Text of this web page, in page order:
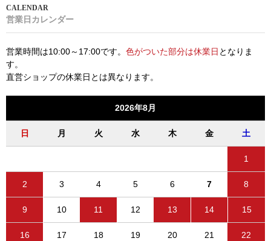
営業日カレンダー
営業時間は10:00～17:00です。 色がついた部分は休業日 となりま
す。
直営ショップの休業日とは異なります。
2026年8月
日 月 火 水 木 金 土
1
2 3 4 5 6 7 8
9 10 11 12 13 14 15
16 17 18 19 20 21 22